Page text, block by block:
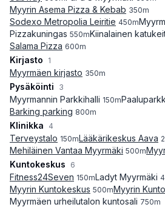
Myyrin Asema Pizza & Kebab 350m
Sodexo Metropolia Leiritie 450m
Pizzakuningas 550mKiinalainen
Salama Pizza 600m
Kirjasto 1
Myyrmäen kirjasto 350m
Pysäköinti 3
Myyrmannin Parkkihalli 150m
Barking parking 800m
Klinikka 4
Terveystalo 150mLääkärikeskus Aava
Mehiläinen Vantaa Myyrmäki 500m
Kuntokeskus 6
Fitness24Seven 150mLadyt Myyrmäki
Myyrin Kuntokeskus 500mMyyrin
Myyrmäen urheilutalon kuntosali 750m